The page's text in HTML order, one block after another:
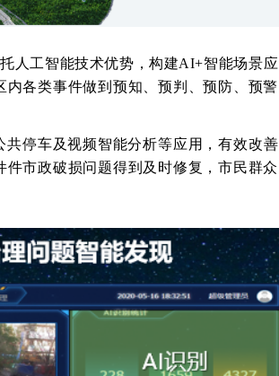
人工智能技术优势，构建AI+智能场景应
各类事件做到预知、预判、预防、预警
停车及视频智能分析等应用，有效改善
市政破损问题得到及时修复，市民群众